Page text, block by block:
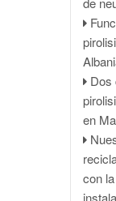
de
8
de
China
La
2
de
Egipto
Dos
en
con